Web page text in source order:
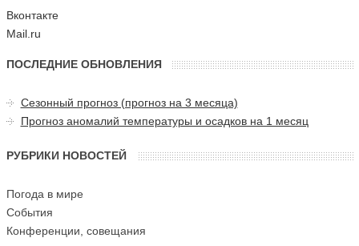
Вконтакте
Mail.ru
ПОСЛЕДНИЕ ОБНОВЛЕНИЯ
Сезонный прогноз (прогноз на 3 месяца)
Прогноз аномалий температуры и осадков на 1 месяц
РУБРИКИ НОВОСТЕЙ
Погода в мире
События
Конференции, совещания